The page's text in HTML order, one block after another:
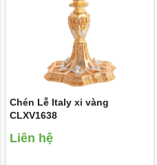
Chén Lễ Italy xi vàng
CLXV1638
Liên hệ